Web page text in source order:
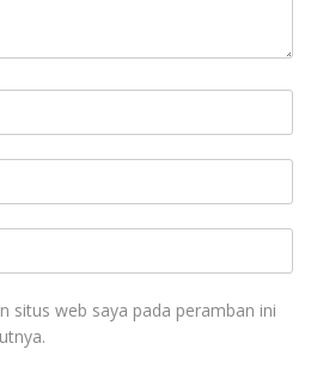
situs web saya pada peramban ini